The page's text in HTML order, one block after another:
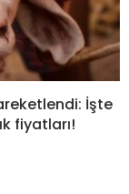
İşte
fiyatları!